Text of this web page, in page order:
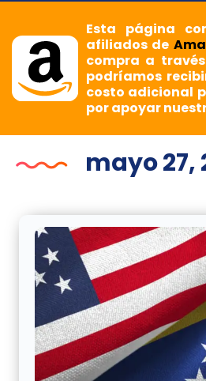
Esta página
afiliados de
compra a
podríamos
costo adicional
por apoyar
mayo 27,